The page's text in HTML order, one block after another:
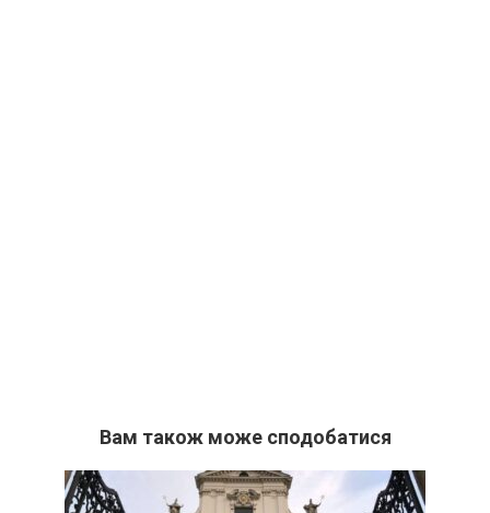
Вам також може сподобатися